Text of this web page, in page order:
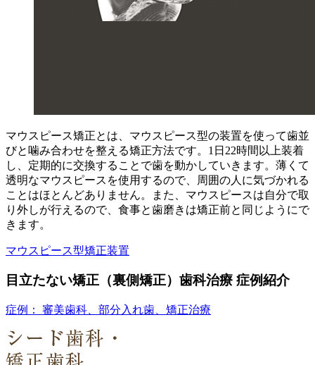
マウスピース矯正とは、マウスピース型の装置を使って歯並
びと噛み合わせを整える矯正方法です。1日22時間以上装着
し、定期的に交換することで歯を動かしていきます。薄くて
透明なマウスピースを使用するので、周囲の人に気づかれる
ことはほとんどありません。また、マウスピースは自分で取
り外しが行えるので、食事と歯磨きは矯正前と同じようにで
きます。
マウスピース型矯正装置
目立たない矯正（裏側矯正）歯科治療 症例紹介
症例： 審美歯科、部分入れ歯、矯正治療